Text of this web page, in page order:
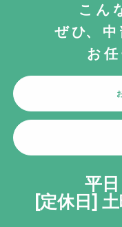
こ ん
ぜ ひ、 中
お 任
平
[定休日]